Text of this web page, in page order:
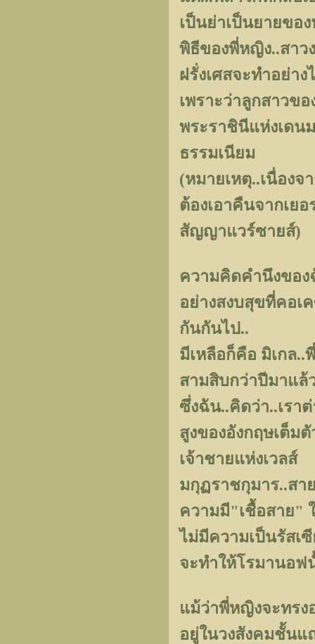
เป็นย่าเป็นยายขอ
พิธีของพี่หญิง..สาว
ฝรั่งเศสจะทำอย่าง
เพราะว่าลูกสาวข
พระราชินีแห่งเดน
ธรรมเนียม
(หมายเหตุ..เนื่อง
ต้องเอาคืนจากเย
สัญญาแวร์ซายส์)
ความคิดคำนึงขอ
อย่างสงบสุขที่คอเ
กันกันไป..
มีเหลือก็คือ มิเกล
สามสิบกว่าปีมาแล้
ซึ่งฉัน..คิดว่า..เรา
สูงของอังกฤษเต็ม
เจ้าชายแห่งเวลส์
มกุฏราชกุมาร..สา
ความมี"เชื้อสาย"
ไม่มีความเป็นรัสเ
จะทำให้โรมานอฟ
แม้ว่าพี่หญิงจะทรง
อยู่ในวงสังคมชั้นแ